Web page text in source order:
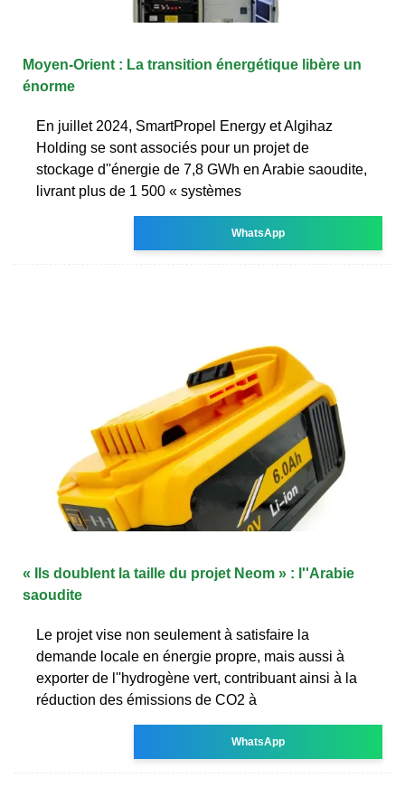
Moyen-Orient : La transition énergétique libère un
énorme
En juillet 2024, SmartPropel Energy et Algihaz
Holding se sont associés pour un projet de
stockage d''énergie de 7,8 GWh en Arabie saoudite,
livrant plus de 1 500 « systèmes
WhatsApp
« Ils doublent la taille du projet Neom » : l''Arabie
saoudite
Le projet vise non seulement à satisfaire la
demande locale en énergie propre, mais aussi à
exporter de l''hydrogène vert, contribuant ainsi à la
réduction des émissions de CO2 à
WhatsApp